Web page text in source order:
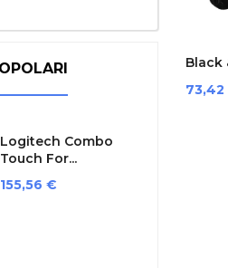
Logitech Combo
Touch For...
Prezzo
155,56 €
Black
73,42